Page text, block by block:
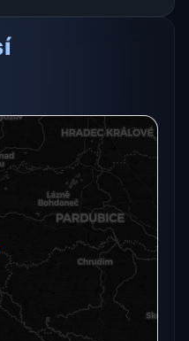
není dostupný.
plné mapě →